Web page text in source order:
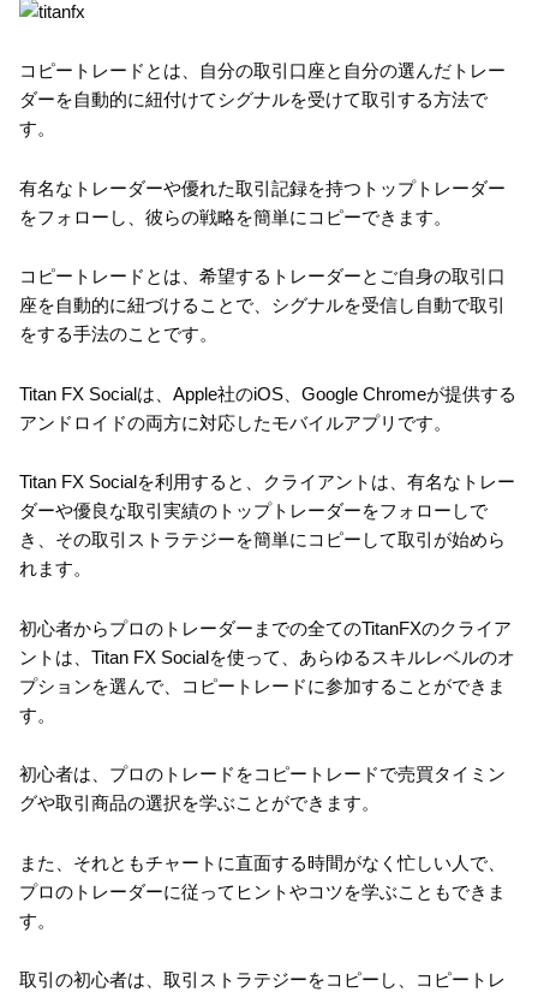
コピートレードとは、自分の取引口座と自分の選んだトレー
ダーを自動的に紐付けてシグナルを受けて取引する方法で
す。
有名なトレーダーや優れた取引記録を持つトップトレーダー
をフォローし、彼らの戦略を簡単にコピーできます。
コピートレードとは、希望するトレーダーとご自身の取引口
座を自動的に紐づけることで、シグナルを受信し自動で取引
をする手法のことです。
Titan FX Socialは、Apple社のiOS、Google Chromeが提供する
アンドロイドの両方に対応したモバイルアプリです。
Titan FX Socialを利用すると、クライアントは、有名なトレー
ダーや優良な取引実績のトップトレーダーをフォローしで
き、その取引ストラテジーを簡単にコピーして取引が始めら
れます。
初心者からプロのトレーダーまでの全てのTitanFXのクライア
ントは、Titan FX Socialを使って、あらゆるスキルレベルのオ
プションを選んで、コピートレードに参加することができま
す。
初心者は、プロのトレードをコピートレードで売買タイミン
グや取引商品の選択を学ぶことができます。
また、それともチャートに直面する時間がなく忙しい人で、
プロのトレーダーに従ってヒントやコツを学ぶこともできま
す。
取引の初心者は、取引ストラテジーをコピーし、コピートレ